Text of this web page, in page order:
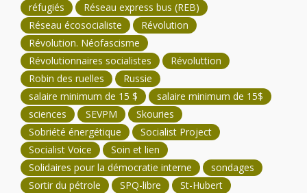
réfugiés
Réseau express bus (REB)
Réseau écosocialiste
Révolution
Révolution. Néofascisme
Révolutionnaires socialistes
Révoluttion
Robin des ruelles
Russie
salaire minimum de 15 $
salaire minimum de 15$
sciences
SEVPM
Skouries
Sobriété énergétique
Socialist Project
Socialist Voice
Soin et lien
Solidaires pour la démocratie interne
sondages
Sortir du pétrole
SPQ-libre
St-Hubert